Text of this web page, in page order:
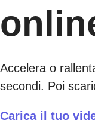
Accelera o
secondi. Poi
Carica il tuo